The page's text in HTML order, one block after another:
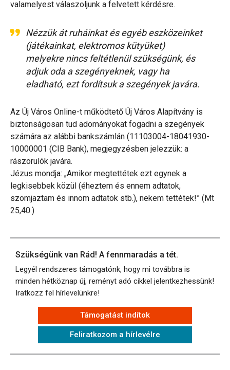
valamelyest válaszoljunk a felvetett kérdésre.
Nézzük át ruháinkat és egyéb eszközeinket
(játékainkat, elektromos kütyüket)
melyekre nincs feltétlenül szükségünk, és
adjuk oda a szegényeknek, vagy ha
eladható, ezt fordítsuk a szegények javára.
Az Új Város Online-t működtető Új Város Alapítvány is
biztonságosan tud adományokat fogadni a szegények
számára az alábbi bankszámlán (11103004-18041930-
10000001 (CIB Bank), megjegyzésben jelezzük: a
rászorulók javára.
Jézus mondja: „Amikor megtettétek ezt egynek a
legkisebbek közül (éheztem és ennem adtatok,
szomjaztam és innom adtatok stb.), nekem tettétek!” (Mt
25,40.)
Szükségünk van Rád! A fennmaradás a tét.
Legyél rendszeres támogatónk, hogy mi továbbra is
minden hétköznap új, reményt adó cikkel jelentkezhessünk!
Iratkozz fel hírlevelünkre!
Támogatást indítok
Feliratkozom a hírlevélre